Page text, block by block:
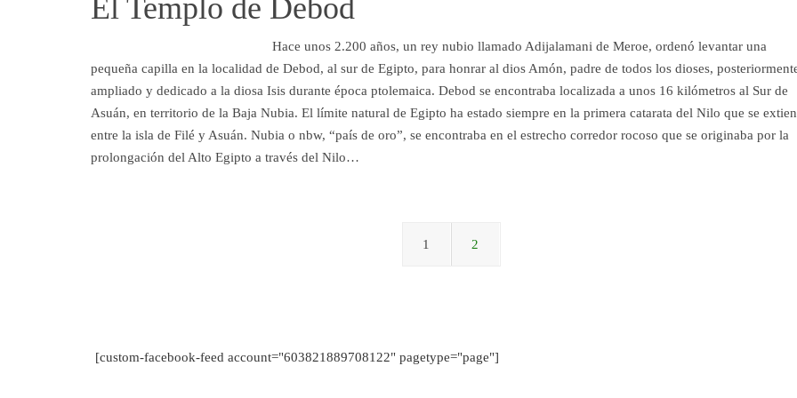
El Templo de Debod
Hace unos 2.200 años, un rey nubio llamado Adijalamani de Meroe, ordenó levantar una
pequeña capilla en la localidad de Debod, al sur de Egipto, para honrar al dios Amón, padre de todos los dioses,
ampliado y dedicado a la diosa Isis durante época ptolemaica. Debod se encontraba localizada a unos 16 kilómetros al Sur de
Asuán, en territorio de la Baja Nubia. El límite natural de Egipto ha estado siempre en la primera catarata del Nilo que se
entre la isla de Filé y Asuán. Nubia o nbw, “país de oro”, se encontraba en el estrecho corredor rocoso que se originaba por la
prolongación del Alto Egipto a través del Nilo…
1 2
[custom-facebook-feed account="603821889708122" pagetype="page"]